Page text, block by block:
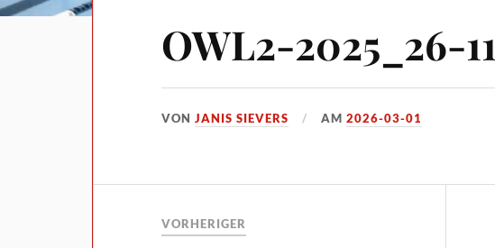
OWL2-2025_26-11
VONJANIS SIEVERS AM2026-03-01
VORHERIGER